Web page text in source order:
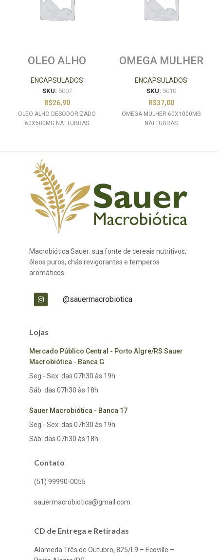
OLEO ALHO
60X500MG
NATTUBRAS
ENCAPSULADOS
SKU: 5007
R$26,90
OLEO ALHO DESODORIZADO
60X500MG NATTUBRAS
OMEGA MULHER
NATTUBRAS
ENCAPSULADOS
SKU: 5010
R$37,00
OMEGA MULHER 60X1000MG
NATTUBRAS
Macrobiótica Sauer: sua fonte de cereais nutritivos,
óleos puros, chás revigorantes e temperos
aromáticos.
@sauermacrobiotica
Lojas
Mercado Público Central - Porto Algre/RS Sauer
Macrobiótica - Banca G
Seg - Sex: das 07h30 às 19h
Sáb: das 07h30 às 18h
Sauer Macrobiótica - Banca 17
Seg - Sex: das 07h30 às 19h
Sáb: das 07h30 às 18h
Contato
(51) 99990-0055
sauermacrobiotica@gmail.com
CD de Entrega e Retiradas
Alameda Três de Outubro, 825/L9 – Ecoville –